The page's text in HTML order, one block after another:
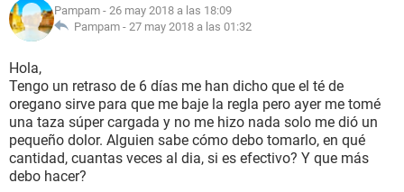
NUTRICIÓN
BIENESTAR
SEXUALIDAD
GLOSARIO
Pampam - 26 may 2018 a las 18:09
Pampam - 27 may 2018 a las 01:32
Hola,
Tengo un retraso de 6 días me han dicho que el té de
oregano sirve para que me baje la regla pero ayer me tomé
una taza súper cargada y no me hizo nada solo me dió un
pequeño dolor. Alguien sabe cómo debo tomarlo, en qué
cantidad, cuantas veces al dia, si es efectivo? Y que más
debo hacer?